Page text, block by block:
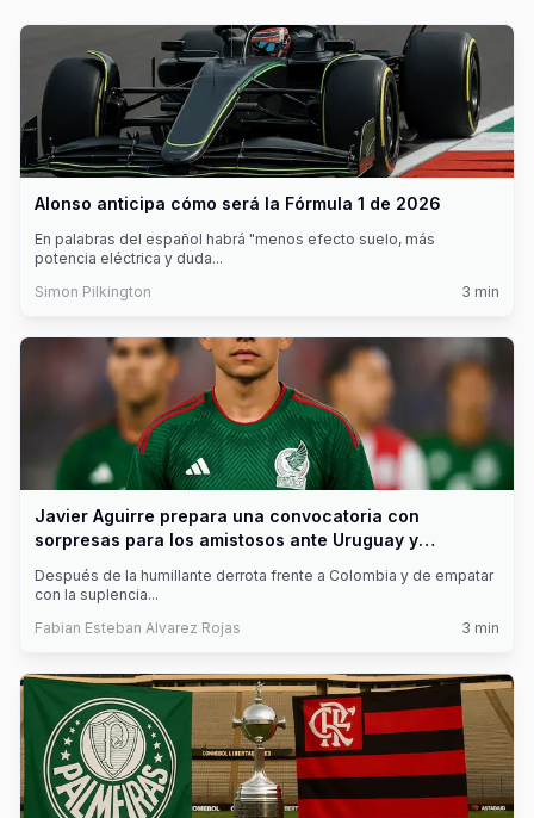
Alonso anticipa cómo será la Fórmula 1 de 2026
En palabras del español habrá "menos efecto suelo, más
potencia eléctrica y duda...
Simon Pilkington
3 min
Javier Aguirre prepara una convocatoria con
sorpresas para los amistosos ante Uruguay y
Después de la humillante derrota frente a Colombia y de empatar
con la suplencia...
Fabian Esteban Alvarez Rojas
3 min